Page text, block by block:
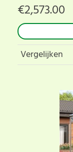
€2,573.00
Vergelijken